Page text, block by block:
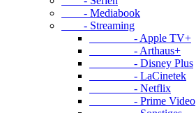
- Mediabook
- Streaming
- Apple TV+
- Arthaus+
- Disney Plus
- LaCinetek
- Netflix
- Prime Video